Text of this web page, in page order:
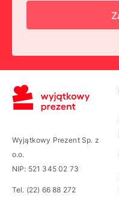
Wyjątkowy Prezent Sp. z
o.o.
NIP: 521 345 02 73
Tel. (22) 66 88 272